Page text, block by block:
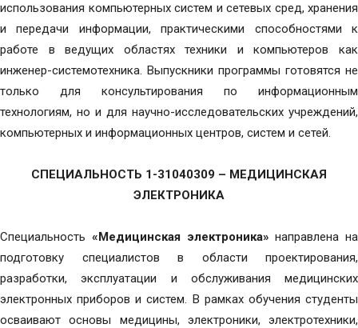
использования компьютерных систем и сетевых сред, хранения
и передачи информации, практическими способностями к
работе в ведущих областях техники и компьютеров как
инженер-системотехника. Выпускники программы готовятся не
только для консультирования по информационным
технологиям, но и для научно-исследовательских учреждений,
компьютерных и информационных центров, систем и сетей.
СПЕЦИАЛЬНОСТЬ 1-31040309 – МЕДИЦИНСКАЯ
ЭЛЕКТРОНИКА
Специальность «Медицинская электроника» направлена на
подготовку специалистов в области проектирования,
разработки, эксплуатации и обслуживания медицинских
электронных приборов и систем. В рамках обучения студенты
осваивают основы медицины, электроники, электротехники,